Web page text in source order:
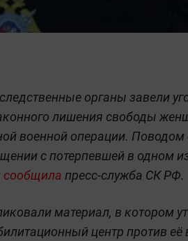
органы завели
лишения свободы
военной операции.
с потерпевшей в одном
сообщила пресс-служба СК РФ.
материал, в котором
центр против её